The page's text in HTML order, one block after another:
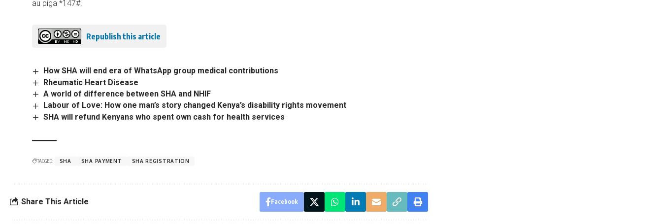
au piga *147#.
Republish this article
How SHA will end era of WhatsApp group medical contributions
Rheumatic Heart Disease
A world of difference between SHA and NHIF
Labour of Love: How one man’s story changed Kenya’s disability rights movement
SHA will refund Kenyans who spent own cash for health services
TAGGED: SHA SHA PAYMENT SHA REGISTRATION
Share This Article Facebook